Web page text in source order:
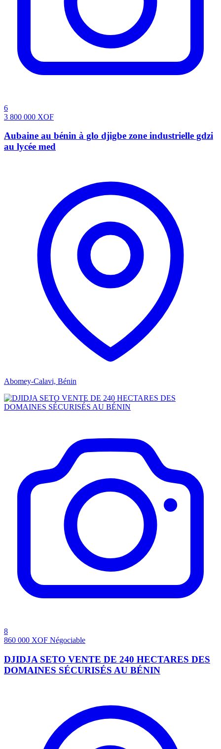
6
3 800 000 XOF
Aubaine au bénin à glo djigbe zone industrielle gdzi
au lycée med
Abomey-Calavi, Bénin
8
860 000 XOF Négociable
DJIDJA SETO VENTE DE 240 HECTARES DES
DOMAINES SÉCURISÉS AU BÉNIN